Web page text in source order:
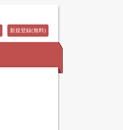
新規登録(無料)